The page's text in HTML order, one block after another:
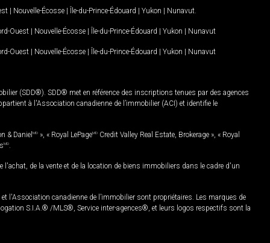
| Nouvelle-Écosse | Île-du-Prince-Édouard | Yukon | Nunavut
Ouest | Nouvelle-Écosse | Île-du-Prince-Édouard | Yukon | Nunavut
Ouest | Nouvelle-Écosse | Île-du-Prince-Édouard | Yukon | Nunavut
(SDD®). SDD® met en référence des inscriptions tenues par des agences
à l'Association canadienne de l’immobilier (ACI) et identifie le
& Daniel MD », « Royal LePageMD Credit Valley Real Estate, Brokerage », « Royal
MD
de la vente et de la location de biens immobiliers dans le cadre d'un
l'Association canadienne de l’immobilier sont propriétaires. Les marques de
S.I.A.® /MLS®, Service inter-agences®, et leurs logos respectifs sont la